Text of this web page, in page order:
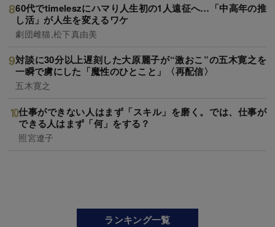
60代でtimeleszにハマり人生初の1人遠征へ…「中高年の推
し活」が人生を変えるワケ
劇団雌猫,松下真由美
対談に30分以上遅刻した大原麗子が“激おこ”の五木寛之を
一瞬で虜にした「魔性のひとこと」〈再配信〉
五木寛之
仕事ができない人はまず「スキル」を磨く。では、仕事が
できる人はまず「何」をする？
照宮遼子
ランキング一覧